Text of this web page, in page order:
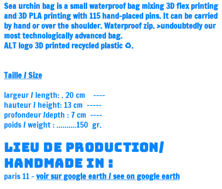
Sea urchin bag is a small waterproof bag mixing 3D flex printing
and 3D PLA printing with 115 hand-placed pins. It can be carried
by hand or over the shoulder.Waterproof zip.>undoubtedly our
most technologically advanced bag.
ALT logo 3D printed recycled plastic ♻️.
Taille / Size
largeur / length: . 20 cm ----
hauteur / height: 13 cm -----
profondeur /depth : 7 cm ----
poids / weight : ..........150 gr.
LIEU DE PRODUCTION/
HANDMADE IN :
paris 11 -voir sur google earth / see on google earth